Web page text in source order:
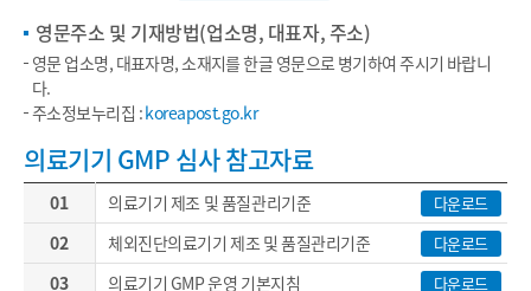
영문주소 및 기재방법(업소명, 대표자, 주소)
영문 업소명, 대표자명, 소재지를 한글 영문으로 병기하여 주시기 바랍니
다.
주소정보누리집 :koreapost.go.kr
의료기기 GMP 심사 참고자료
01 의료기기 제조 및 품질관리기준 다운로드
02 체외진단의료기기 제조 및 품질관리기준 다운로드
03 의료기기 GMP 운영 기본지침 다운로드